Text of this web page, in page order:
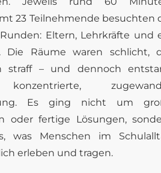
23 Teilnehmende besuchten
Eltern, Lehrkräfte und
Die Räume waren schlicht,
straff – und dennoch
Es ging nicht um
oder fertige Lösungen,
was Menschen im
erleben und tragen.